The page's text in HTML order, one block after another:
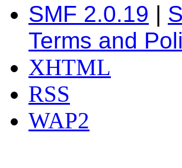
SMF 2.0.19 |
Terms and
XHTML
RSS
WAP2